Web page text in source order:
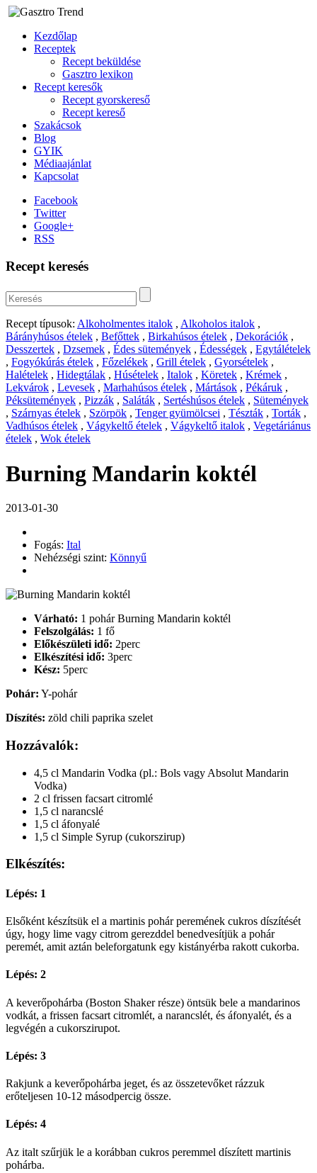
Kezdőlap
Receptek
Recept beküldése
Gasztro lexikon
Recept keresők
Recept gyorskereső
Recept kereső
Szakácsok
Blog
GYIK
Médiaajánlat
Kapcsolat
Facebook
Twitter
Google+
RSS
Recept keresés
Recept típusok: Alkoholmentes italok , Alkoholos italok ,
Bárányhúsos ételek , Befőttek , Birkahúsos ételek , Dekorációk ,
Desszertek , Dzsemek , Édes sütemények , Édességek , Egytálételek
, Fogyókúrás ételek , Főzelékek , Grill ételek , Gyorsételek ,
Halételek , Hidegtálak , Húsételek , Italok , Köretek , Krémek ,
Lekvárok , Levesek , Marhahúsos ételek , Mártások , Pékáruk ,
Péksütemények , Pizzák , Saláták , Sertéshúsos ételek , Sütemények
, Szárnyas ételek , Szörpök , Tenger gyümölcsei , Tészták , Torták ,
Vadhúsos ételek , Vágykeltő ételek , Vágykeltő italok , Vegetáriánus
ételek , Wok ételek
Burning Mandarin koktél
2013-01-30
Fogás: Ital
Nehézségi szint: Könnyű
Várható: 1 pohár Burning Mandarin koktél
Felszolgálás: 1 fő
Előkészületi idő: 2perc
Elkészítési idő: 3perc
Kész: 5perc
Pohár: Y-pohár
Díszítés: zöld chili paprika szelet
Hozzávalók:
4,5 cl Mandarin Vodka (pl.: Bols vagy Absolut Mandarin
Vodka)
2 cl frissen facsart citromlé
1,5 cl narancslé
1,5 cl áfonyalé
1,5 cl Simple Syrup (cukorszirup)
Elkészítés:
Lépés: 1
Elsőként készítsük el a martinis pohár peremének cukros díszítését
úgy, hogy lime vagy citrom gerezddel benedvesítjük a pohár
peremét, amit aztán beleforgatunk egy kistányérba rakott cukorba.
Lépés: 2
A keverőpohárba (Boston Shaker része) öntsük bele a mandarinos
vodkát, a frissen facsart citromlét, a narancslét, és áfonyalét, és a
legvégén a cukorszirupot.
Lépés: 3
Rakjunk a keverőpohárba jeget, és az összetevőket rázzuk
erőteljesen 10-12 másodpercig össze.
Lépés: 4
Az italt szűrjük le a korábban cukros peremmel díszített martinis
pohárba.